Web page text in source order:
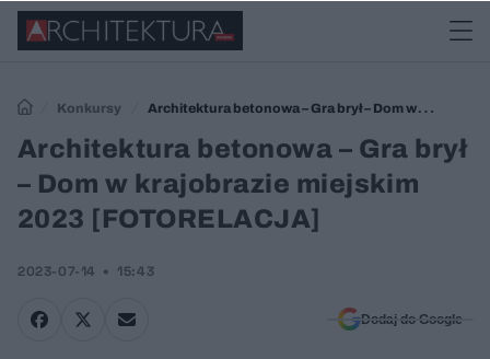
Konkursy
Architektura betonowa – Gra brył – Dom w
krajobrazie miejskim 2023 [FOTORELACJA]
Architektura betonowa – Gra brył
– Dom w krajobrazie miejskim
2023 [FOTORELACJA]
2023-07-14 15:43
Dodaj do Google